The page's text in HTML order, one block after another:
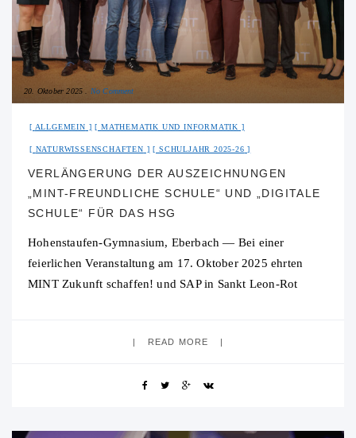
20. Oktober 2025 No Comment
ALLGEMEIN MATHEMATIK UND INFORMATIK
NATURWISSENSCHAFTEN SCHULJAHR 2025-26
VERLÄNGERUNG DER AUSZEICHNUNGEN
„MINT-FREUNDLICHE SCHULE“ UND „DIGITALE
SCHULE“ FÜR DAS HSG
Hohenstaufen‑Gymnasium, Eberbach — Bei einer
feierlichen Veranstaltung am 17. Oktober 2025 ehrten
MINT Zukunft schaffen! und SAP in Sankt Leon‑Rot
READ MORE